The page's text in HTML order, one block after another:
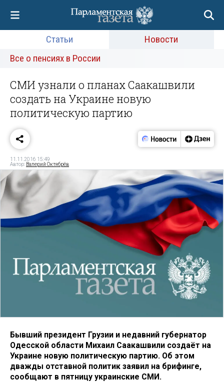
Статьи
Новости
Все о пенсиях в России
СМИ узнали о планах Саакашвили
создать на Украине новую
политическую партию
11.11.2016 15:49
Автор: Валерий Октябрёв
Бывший президент Грузии и недавний губернатор
Одесской области Михаил Саакашвили создаёт на
Украине новую политическую партию. Об этом
дважды отставной политик заявил на брифинге,
сообщают в пятницу украинские СМИ.